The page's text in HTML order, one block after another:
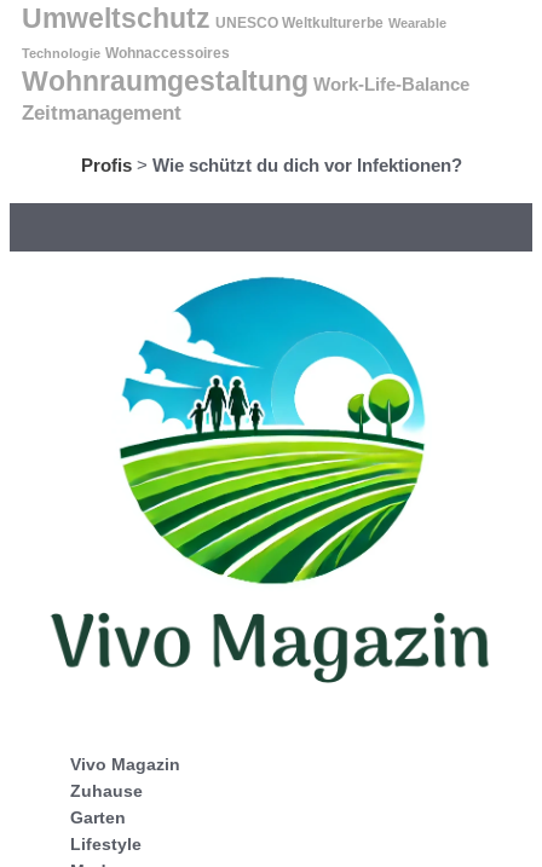
Umweltschutz UNESCO Weltkulturerbe Wearable
Technologie Wohnaccessoires
Wohnraumgestaltung Work-Life-Balance
Zeitmanagement
Profis> Wie schützt du dich vor Infektionen?
Vivo Magazin
Zuhause
Garten
Lifestyle